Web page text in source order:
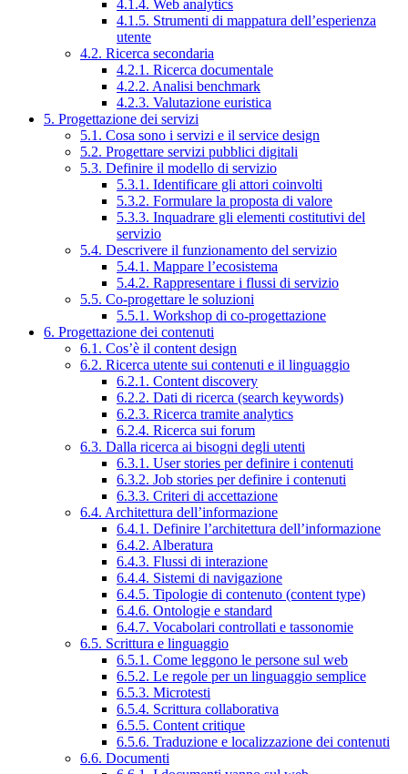
4.1.4. Web analytics
4.1.5. Strumenti di mappatura dell’esperienza
utente
4.2. Ricerca secondaria
4.2.1. Ricerca documentale
4.2.2. Analisi benchmark
4.2.3. Valutazione euristica
5. Progettazione dei servizi
5.1. Cosa sono i servizi e il service design
5.2. Progettare servizi pubblici digitali
5.3. Definire il modello di servizio
5.3.1. Identificare gli attori coinvolti
5.3.2. Formulare la proposta di valore
5.3.3. Inquadrare gli elementi costitutivi del
servizio
5.4. Descrivere il funzionamento del servizio
5.4.1. Mappare l’ecosistema
5.4.2. Rappresentare i flussi di servizio
5.5. Co-progettare le soluzioni
5.5.1. Workshop di co-progettazione
6. Progettazione dei contenuti
6.1. Cos’è il content design
6.2. Ricerca utente sui contenuti e il linguaggio
6.2.1. Content discovery
6.2.2. Dati di ricerca (search keywords)
6.2.3. Ricerca tramite analytics
6.2.4. Ricerca sui forum
6.3. Dalla ricerca ai bisogni degli utenti
6.3.1. User stories per definire i contenuti
6.3.2. Job stories per definire i contenuti
6.3.3. Criteri di accettazione
6.4. Architettura dell’informazione
6.4.1. Definire l’architettura dell’informazione
6.4.2. Alberatura
6.4.3. Flussi di interazione
6.4.4. Sistemi di navigazione
6.4.5. Tipologie di contenuto (content type)
6.4.6. Ontologie e standard
6.4.7. Vocabolari controllati e tassonomie
6.5. Scrittura e linguaggio
6.5.1. Come leggono le persone sul web
6.5.2. Le regole per un linguaggio semplice
6.5.3. Microtesti
6.5.4. Scrittura collaborativa
6.5.5. Content critique
6.5.6. Traduzione e localizzazione dei contenuti
6.6. Documenti